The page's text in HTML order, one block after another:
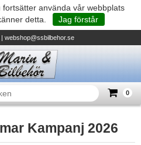
fortsätter använda vår webbplats
detta.
Jag förstår
webshop@ssbilbehor.se
0
0 krKampanj 2026